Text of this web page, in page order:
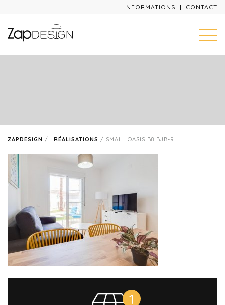
INFORMATIONS CONTACT
ZAPDESIGN / RÉALISATIONS / SMALL OASIS B8 BJB-9